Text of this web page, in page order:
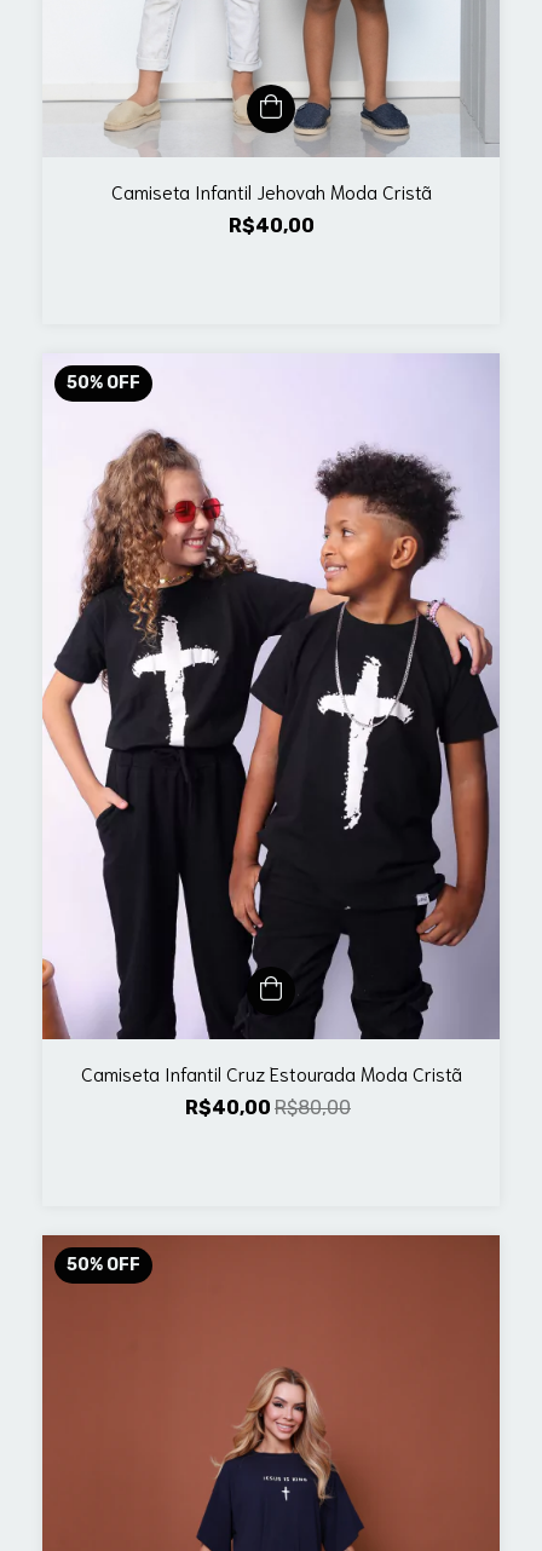
Camiseta Infantil Jehovah Moda Cristã
R$40,00
50% OFF
Camiseta Infantil Cruz Estourada Moda Cristã
R$40,00 R$80,00
50% OFF